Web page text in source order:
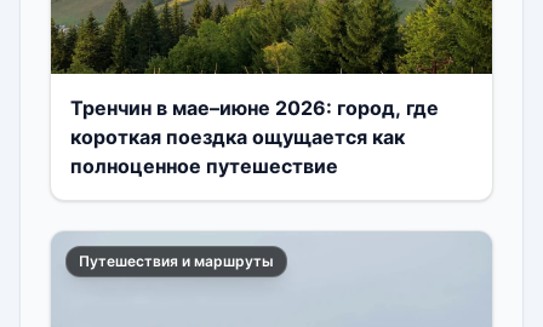
Тренчин в мае–июне 2026: город, где
короткая поездка ощущается как
полноценное путешествие
Путешествия и маршруты